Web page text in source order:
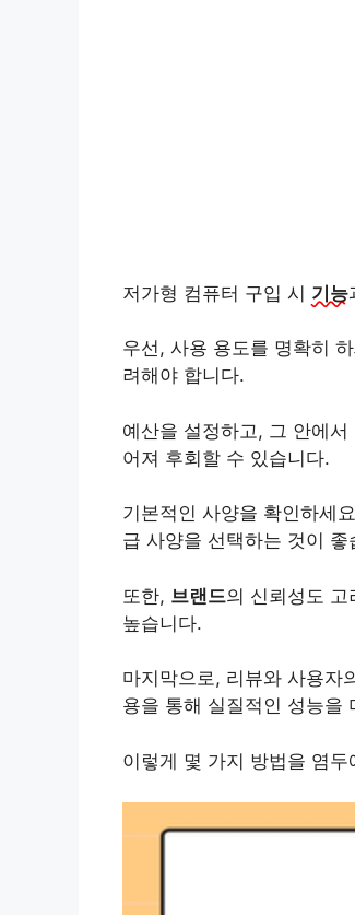
저가형 컴퓨터 구입 시 기능
우선, 사용 용도를 명확히
려해야 합니다.
예산을 설정하고, 그 안에서
어져 후회할 수 있습니다.
기본적인 사양을 확인하세
급 사양을 선택하는 것이 좋
또한, 브랜드의 신뢰성도
높습니다.
마지막으로, 리뷰와 사용자
용을 통해 실질적인 성능을
이렇게 몇 가지 방법을 염